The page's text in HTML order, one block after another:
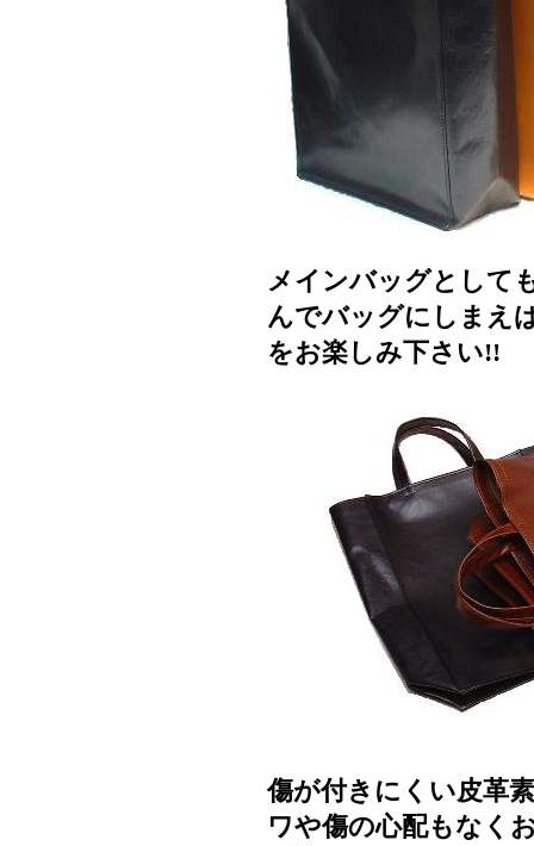
メインバッグとして
んでバッグにしまえ
をお楽しみ下さい!!
傷が付きにくい皮革
ワや傷の心配もなく